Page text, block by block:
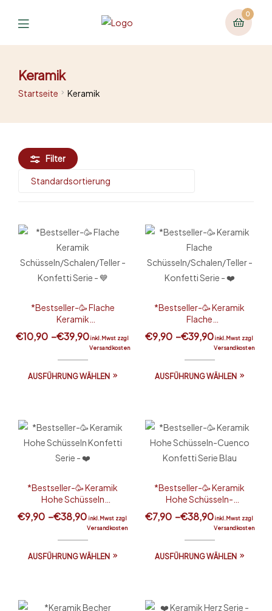
0
Keramik
Startseite Keramik
Filter
*Bestseller-🥳 Flache
Keramik
Schüsseln/Schalen/Tel
ler – Konfetti Serie – 💙
€10,90 –€39,90 inkl.Mwst zzgl
Versandkosten
AUSFÜHRUNG WÄHLEN
*Bestseller-🥳 Keramik
Flache
Schüsseln/Schalen/Tel
ler – Konfetti Serie – ❤️
€9,90 –€39,90 inkl.Mwst zzgl
Versandkosten
AUSFÜHRUNG WÄHLEN
*Bestseller-🥳 Keramik
Hohe Schüsseln
Konfetti Serie – ❤️
€9,90 –€38,90 inkl.Mwst zzgl
Versandkosten
AUSFÜHRUNG WÄHLEN
*Bestseller-🥳 Keramik
Hohe Schüsseln-
Cuenco Konfetti Serie
Blau
€7,90 –€38,90 inkl.Mwst zzgl
Versandkosten
AUSFÜHRUNG WÄHLEN